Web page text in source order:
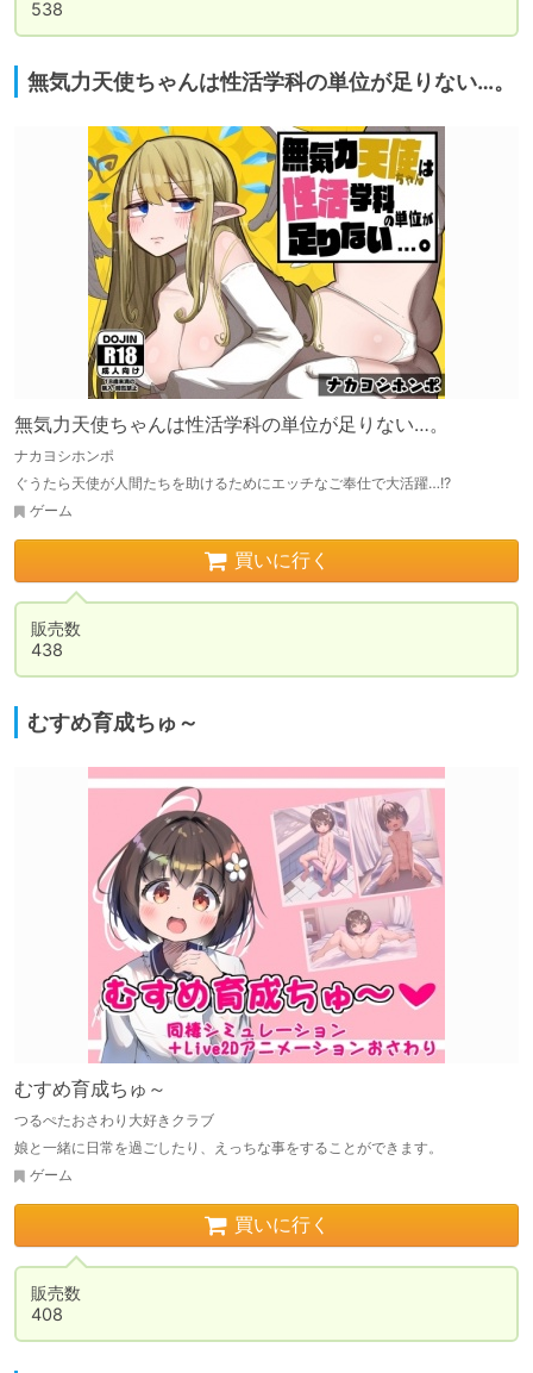
538
無気力天使ちゃんは性活学科の単位が足りない…。
無気力天使ちゃんは性活学科の単位が足りない…。
ナカヨシホンポ
ぐうたら天使が人間たちを助けるためにエッチなご奉仕で大活躍…!?
ゲーム
買いに行く
販売数
438
むすめ育成ちゅ～
むすめ育成ちゅ～
つるぺたおさわり大好きクラブ
娘と一緒に日常を過ごしたり、えっちな事をすることができます。
ゲーム
買いに行く
販売数
408